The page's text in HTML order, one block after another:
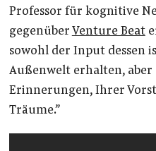
Professor für kognitive
gegenüber Venture Beat
sowohl der Input dessen
Außenwelt erhalten,
Erinnerungen, Ihrer
Träume.”